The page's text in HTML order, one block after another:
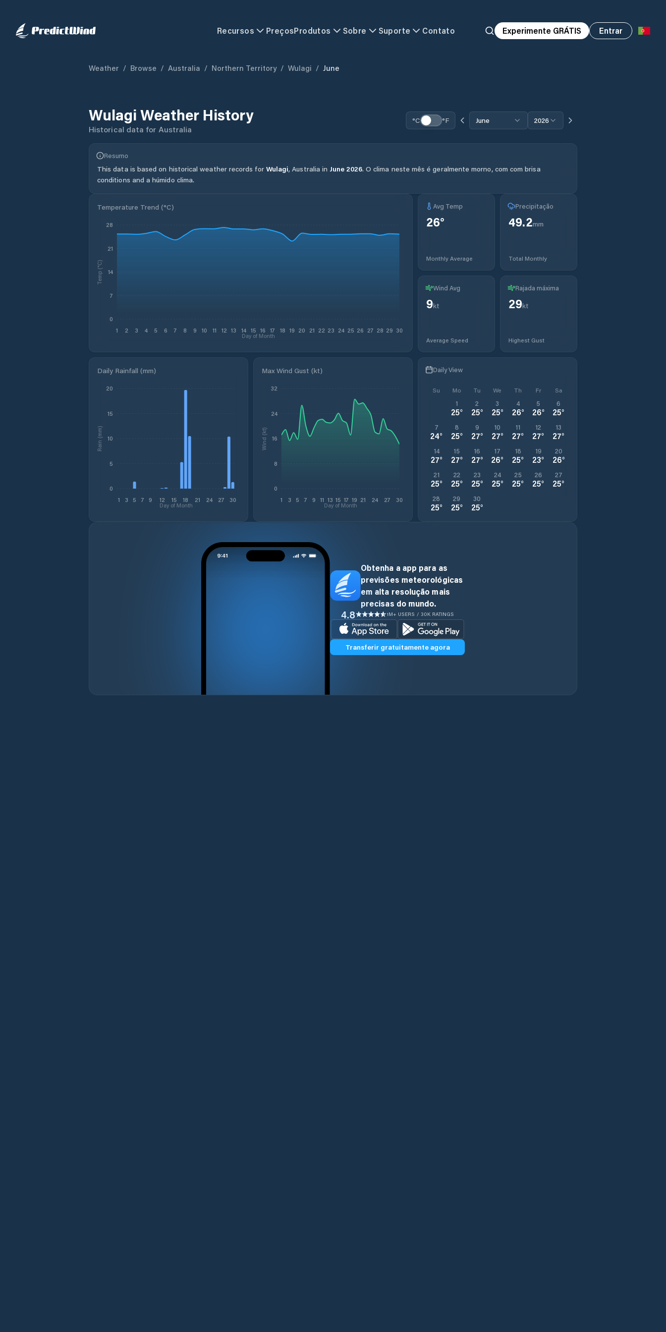
Recursos PreçosProdutos Sobre Suporte Contato Experimente GRÁTIS Entrar
Weather / Browse / Australia / Northern Territory / Wulagi / June
Wulagi Weather History
Historical data for Australia
°C °F June 2026
Resumo
This data is based on historical weather records for Wulagi, Australia in June 2026.O clima neste mês é geralmente morno, com com brisa
conditions and a húmido clima.
Temperature Trend (°C)
1 2 3 4 5 6 7 8 9 10 11 12 13 14 15 16 17 18 19 20 21 22 23 24 25 26 27 28 29 30
Day of Month
0
7
14
21
28
Temp (°C)
Avg Temp
26°
Monthly Average
Precipitação
49.2mm
Total Monthly
Wind Avg
9kt
Average Speed
Rajada máxima
29kt
Highest Gust
Daily Rainfall (mm)
1 3 5 7 9 12 15 18 21 24 27 30
Day of Month
0
5
10
15
20
Rain (mm)
Max Wind Gust (kt)
1 3 5 7 9 11 13 15 17 19 21 24 27 30
Day of Month
0
8
16
24
32
Wind (kt)
Daily View
Su Mo Tu We Th Fr Sa
1
25°
2
25°
3
25°
4
26°
5
26°
6
25°
7
24°
8
25°
9
27°
10
27°
11
27°
12
27°
13
27°
14
27°
15
27°
16
27°
17
26°
18
25°
19
23°
20
26°
21
25°
22
25°
23
25°
24
25°
25
25°
26
25°
27
25°
28
25°
29
25°
30
25°
Obtenha a app para as
previsões meteorológicas
em alta resolução mais
precisas do mundo.
4.8 1M+ USERS / 30K RATINGS
Transferir gratuitamente agora